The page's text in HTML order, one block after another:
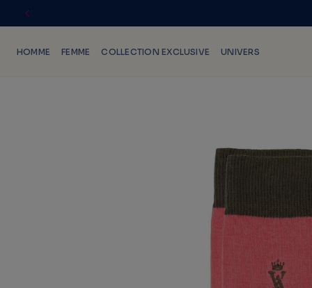
IGNORER
HOMME FEMME COLLECTION EXCLUSIVE UNIVERS